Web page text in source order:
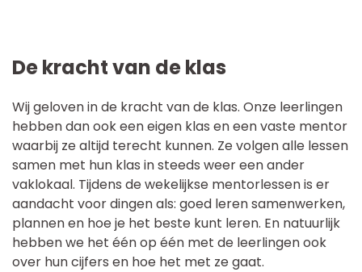
De kracht van de klas
Wij geloven in de kracht van de klas. Onze leerlingen
hebben dan ook een eigen klas en een vaste mentor
waarbij ze altijd terecht kunnen. Ze volgen alle lessen
samen met hun klas in steeds weer een ander
vaklokaal. Tijdens de wekelijkse mentorlessen is er
aandacht voor dingen als: goed leren samenwerken,
plannen en hoe je het beste kunt leren. En natuurlijk
hebben we het één op één met de leerlingen ook
over hun cijfers en hoe het met ze gaat.